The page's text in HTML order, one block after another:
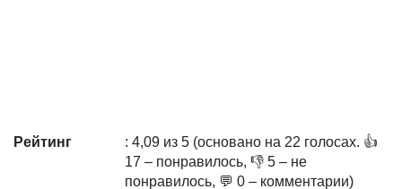
Рейтинг
: 4,09 из 5 (основано на 22 голосах. 👍
17 – понравилось, 👎 5 – не
понравилось, 💬 0 – комментарии)